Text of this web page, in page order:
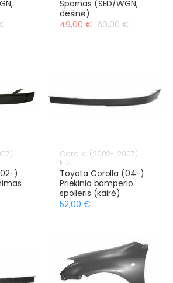
Sparnas (SED/WGN,
dešinė)
49,00 € 60,00 €
)
Corolla (2002- 2007)
E12
Toyota Corolla (04-)
Priekinio bamperio
spoileris (kairė)
52,00 €